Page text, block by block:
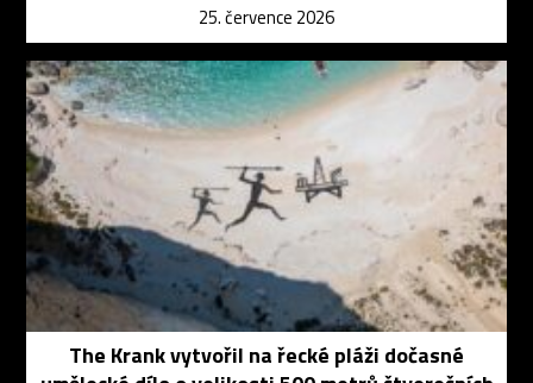
25. července 2026
The Krank vytvořil na řecké pláži dočasné